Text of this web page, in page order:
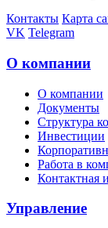
Контакты Карта
VK Telegram
О компании
О компании
Документы
Структура
Инвестиции
Работа в
Контактная
Управление